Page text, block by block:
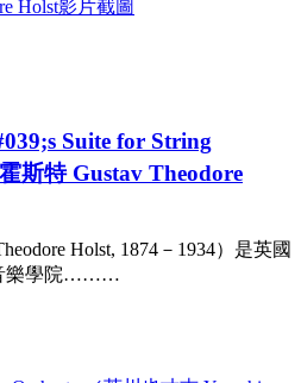
Suite for String
斯特 Gustav Theodore
Holst, 1874－1934）是英國
樂學院………